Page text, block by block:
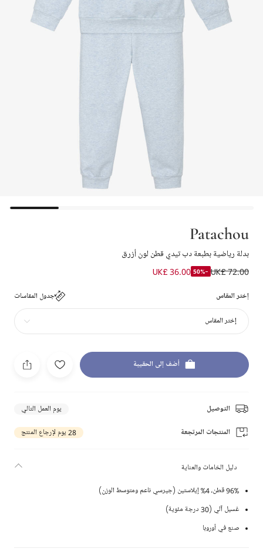
Patachou
بدلة رياضية بطبعة دب تيدي قطن لون أزرق
UK£ 72.00
-50%
UK£ 36.00
إختر المقاس جدول المقاسات
إختر المقاس
أضف إلى الحقيبة
التوصيل يوم العمل التالي
المنتجات المرتجعة 28 يوم لإرجاع المنتج
دليل الخامات والعناية
96% قطن، 4% إيلاستين (جيرسي ناعم ومتوسط الوزن)
غسيل آلي (30 درجة مئوية)
صنع في أوروبا